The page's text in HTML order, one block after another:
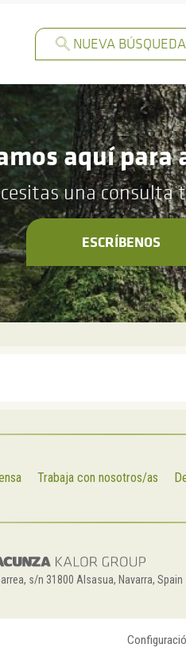
NUEVA BÚSQUEDA
aquí para
una consulta
ESCRÍBENOS
Trabaja con nosotros/as
s/n 31800 Alsasua, Navarra, Spain